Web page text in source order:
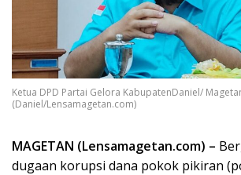
Ketua DPD Partai Gelora KabupatenDaniel/
(Daniel/Lensamagetan.com)
MAGETAN (Lensamagetan.com) –
dugaan korupsi dana pokok pikiran